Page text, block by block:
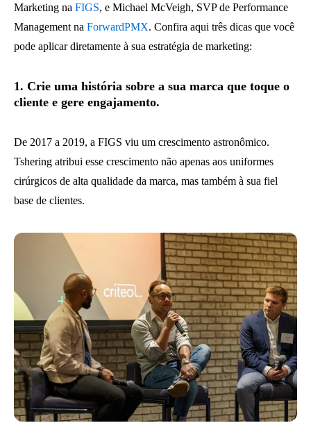
Marketing na FIGS, e Michael McVeigh, SVP de Performance
Management na ForwardPMX. Confira aqui três dicas que você
pode aplicar diretamente à sua estratégia de marketing:
1. Crie uma história sobre a sua marca que toque o
cliente e gere engajamento.
De 2017 a 2019, a FIGS viu um crescimento astronômico.
Tshering atribui esse crescimento não apenas aos uniformes
cirúrgicos de alta qualidade da marca, mas também à sua fiel
base de clientes.